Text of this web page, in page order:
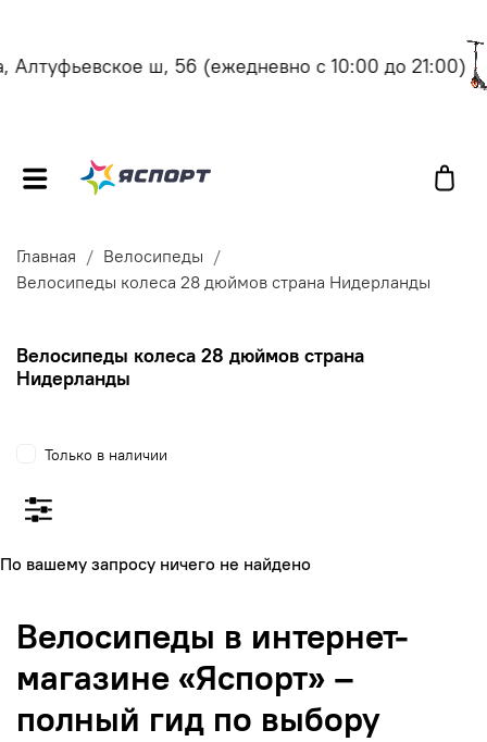
ш, 56(ежедневно с 10:00 до 21:00)
Главная
Велосипеды
Велосипеды колеса 28 дюймов страна Нидерланды
Велосипеды колеса 28 дюймов страна
Нидерланды
По вашему запросу ничего не найдено
Велосипеды в интернет-
магазине «Яспорт» –
полный гид по выбору
Только в наличии